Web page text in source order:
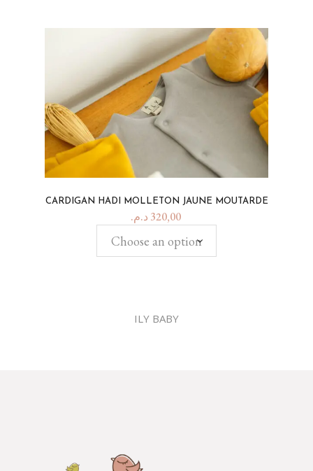
CARDIGAN HADI MOLLETON JAUNE MOUTARDE
320,00 د.م.
Choose an option
ILY BABY